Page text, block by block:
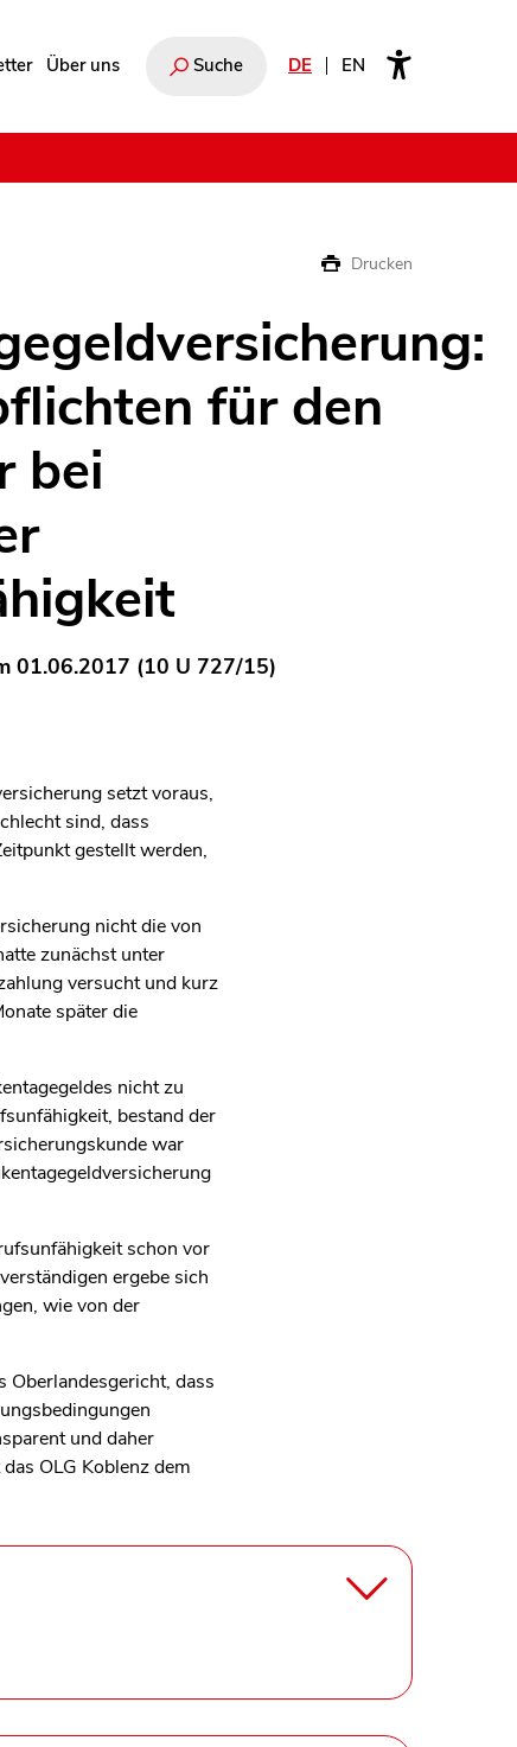
Über uns Suche DE EN
Drucken
für den
bei
01.06.2017 (10 U 727/15)
setzt voraus,
sind, dass
gestellt werden,
nicht die von
zunächst unter
versucht und kurz
später die
nicht zu
bestand der
war
schon vor
ergebe sich
wie von der
Oberlandesgericht, dass
und daher
OLG Koblenz dem